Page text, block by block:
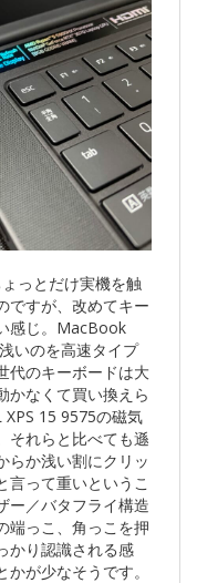
っとだけ実機を触
ですが、改めてキー
感じ。MacBook
いのを高速タイプ
代のキーボードは大
かなくて買い換えら
15 9575の磁気
それらと比べても遜
らか浅い割にクリッ
言って重いというこ
ー／バタフライ構造
端っこ、角っこを押
かり認識される感
が少なそうです。